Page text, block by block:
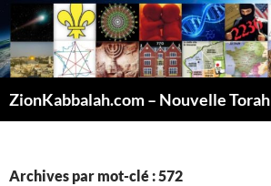
ZionKabbalah.com – Nouvelle Torah
Archives par mot-clé : 572